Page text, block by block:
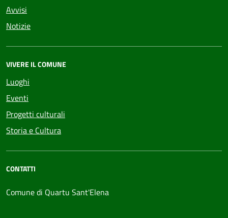
Avvisi
Notizie
VIVERE IL COMUNE
Luoghi
Eventi
Progetti culturali
Storia e Cultura
CONTATTI
Comune di Quartu Sant'Elena